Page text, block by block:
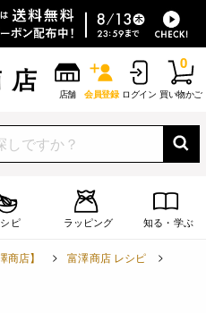
店舗 会員登録 ログイン 買い物かご
0
ピ ラッピング 知る・学ぶ
店】
富澤商店 レシピ